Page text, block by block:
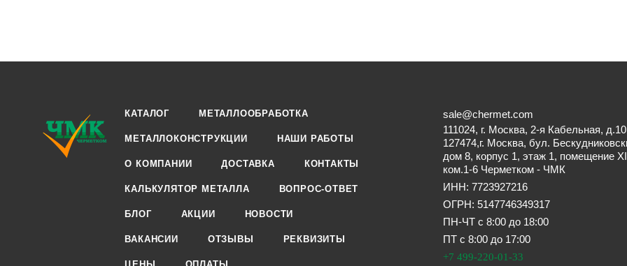
КАТАЛОГ МЕТАЛЛООБРАБОТКА
МЕТАЛЛОКОНСТРУКЦИИ НАШИ РАБОТЫ
О КОМПАНИИ ДОСТАВКА КОНТАКТЫ
КАЛЬКУЛЯТОР МЕТАЛЛА ВОПРОС-ОТВЕТ
БЛОГ АКЦИИ НОВОСТИ
ВАКАНСИИ ОТЗЫВЫ РЕКВИЗИТЫ
sale@chermet.com
111024, г. Москва, 2-я Кабельная, д.10
127474,г. Москва, бул.
дом 8, корпус 1, этаж 1, помещение
ком.1-6 Черметком - ЧМК
ИНН: 7723927216
ОГРН: 5147746349317
ПН-ЧТ с 8:00 до 18:00
ПТ с 8:00 до 17:00
+7 499-220-01-33